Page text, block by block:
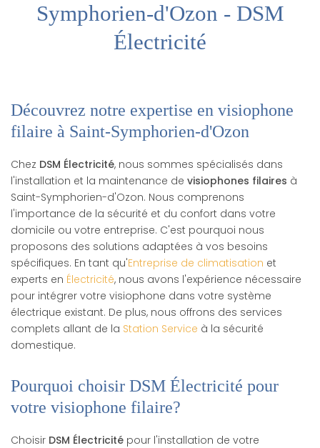
Symphorien-d'Ozon - DSM
Électricité
Découvrez notre expertise en visiophone
filaire à Saint-Symphorien-d'Ozon
Chez DSM Électricité, nous sommes spécialisés dans
l'installation et la maintenance de visiophones filaires à
Saint-Symphorien-d'Ozon. Nous comprenons
l'importance de la sécurité et du confort dans votre
domicile ou votre entreprise. C'est pourquoi nous
proposons des solutions adaptées à vos besoins
spécifiques. En tant qu'Entreprise de climatisation et
experts en Électricité, nous avons l'expérience nécessaire
pour intégrer votre visiophone dans votre système
électrique existant. De plus, nous offrons des services
complets allant de la Station Service à la sécurité
domestique.
Pourquoi choisir DSM Électricité pour
votre visiophone filaire?
Choisir DSM Électricité pour l'installation de votre